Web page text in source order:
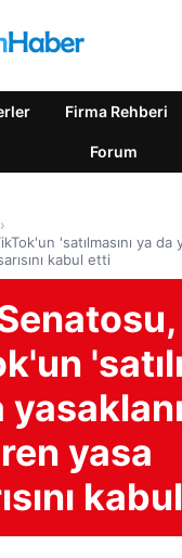
Firma Rehberi
Forum
›
'satılmasını ya da
kabul etti
yasa